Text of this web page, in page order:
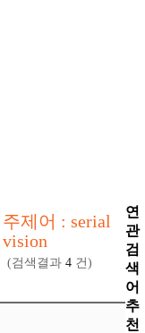
주제어 : serial
vision
(검색결과 4 건)
연
관
검
색
어
추
천